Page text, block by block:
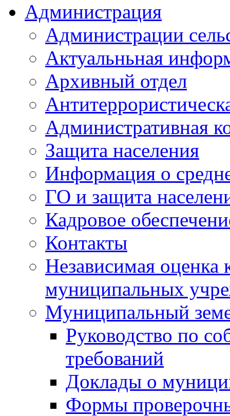
Администрация
Администрации
Актуальньная
Архивный отдел
Административная
Защита населения
Информация о
ГО и защита
Кадровое
Контакты
Независимая оценка
муниципальных
Муниципальный
Руководство по
требований
Доклады о
Формы